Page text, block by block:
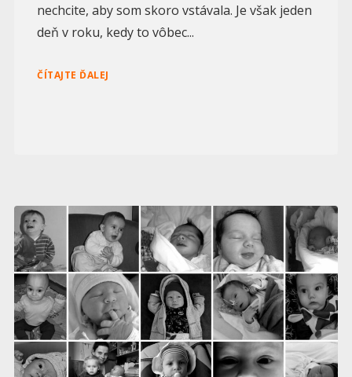
nechcite, aby som skoro vstávala. Je však jeden
deň v roku, kedy to vôbec...
ČÍTAJTE ĎALEJ